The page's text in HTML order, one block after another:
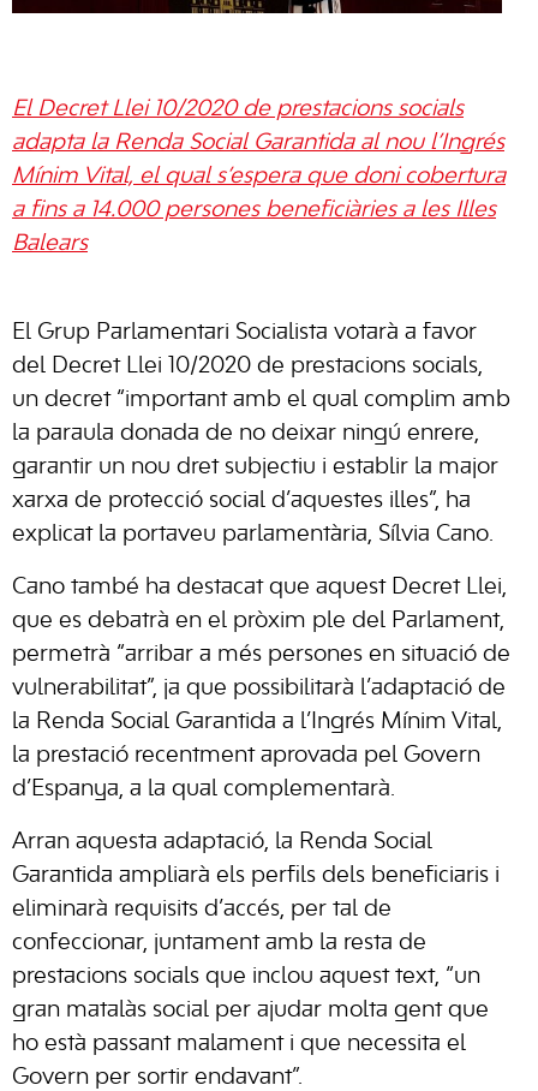
El Decret Llei 10/2020 de prestacions socials
adapta la Renda Social Garantida al nou l’Ingrés
Mínim Vital, el qual s’espera que doni cobertura
a fins a 14.000 persones beneficiàries a les Illes
Balears
El Grup Parlamentari Socialista votarà a favor
del Decret Llei 10/2020 de prestacions socials,
un decret “important amb el qual complim amb
la paraula donada de no deixar ningú enrere,
garantir un nou dret subjectiu i establir la major
xarxa de protecció social d’aquestes illes”, ha
explicat la portaveu parlamentària, Sílvia Cano.
Cano també ha destacat que aquest Decret Llei,
que es debatrà en el pròxim ple del Parlament,
permetrà “arribar a més persones en situació de
vulnerabilitat”, ja que possibilitarà l’adaptació de
la Renda Social Garantida a l’Ingrés Mínim Vital,
la prestació recentment aprovada pel Govern
d’Espanya, a la qual complementarà.
Arran aquesta adaptació, la Renda Social
Garantida ampliarà els perfils dels beneficiaris i
eliminarà requisits d’accés, per tal de
confeccionar, juntament amb la resta de
prestacions socials que inclou aquest text, “un
gran matalàs social per ajudar molta gent que
ho està passant malament i que necessita el
Govern per sortir endavant”.